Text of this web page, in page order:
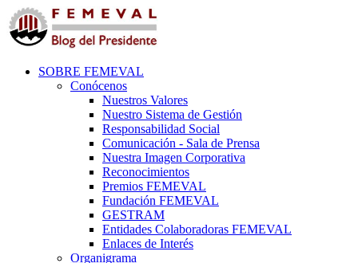
SOBRE FEMEVAL
Conócenos
Nuestros Valores
Nuestro Sistema de Gestión
Responsabilidad Social
Comunicación - Sala de Prensa
Nuestra Imagen Corporativa
Reconocimientos
Premios FEMEVAL
Fundación FEMEVAL
GESTRAM
Entidades Colaboradoras FEMEVAL
Enlaces de Interés
Organigrama